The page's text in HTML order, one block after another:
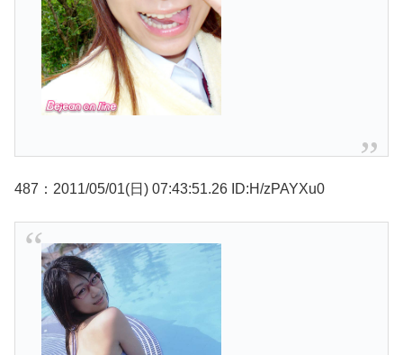
487：2011/05/01(日) 07:43:51.26 ID:H/zPAYXu0